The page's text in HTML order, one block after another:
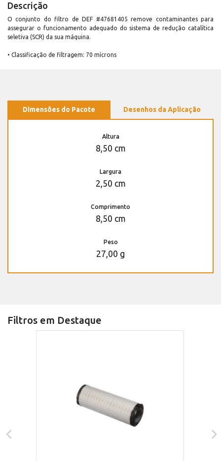
Descrição
O conjunto do filtro de DEF #47681405 remove contaminantes para
assegurar o funcionamento adequado do sistema de redução catalítica
seletiva (SCR) da sua máquina.
• Classificação de filtragem: 70 mícrons
Dimensões do Pacote Desenhos da Aplicação
Altura
8,50 cm
Largura
2,50 cm
Comprimento
8,50 cm
Peso
27,00 g
Filtros em Destaque